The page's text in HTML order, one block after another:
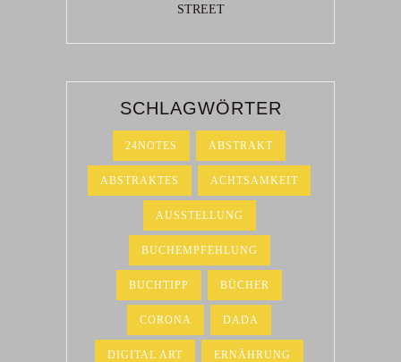
STREET
SCHLAGWÖRTER
24NOTES ABSTRAKT
ABSTRAKTES ACHTSAMKEIT
AUSSTELLUNG
BUCHEMPFEHLUNG
BUCHTIPP BÜCHER
CORONA DADA
DIGITAL ART ERNÄHRUNG